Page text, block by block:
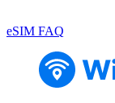
eSIM FAQ